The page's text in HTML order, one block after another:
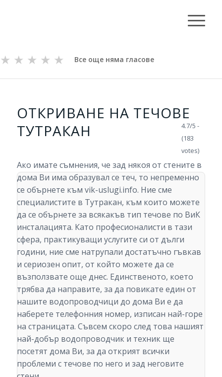
★
★
★
★
★ Все още няма гласове
ОТКРИВАНЕ НА ТЕЧОВЕ
ТУТРАКАН
Ако имате съмнения, че зад някоя от стените в
дома Ви има образувал се теч, то непременно
се обърнете към vik-uslugi.info. Ние сме
специалистите в Тутракан, към които можете
да се обърнете за всякакъв тип течове по ВиК
инсталацията. Като професионалисти в тази
сфера, практикуващи услугите си от дълги
години, ние сме натрупали достатъчно гъвкав
и сериозен опит, от който можете да се
възползвате още днес. Единственото, което
трябва да направите, за да повикате един от
нашите водопроводчици до дома Ви е да
наберете телефонния номер, изписан най-горе
на страницата. Съвсем скоро след това нашият
най-добър водопроводчик и техник ще
посетят дома Ви, за да открият всички
проблеми с течове по него и зад неговите
4.7/5 -
(183
votes)